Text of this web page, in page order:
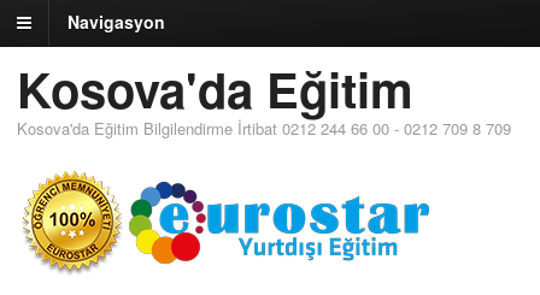
Navigasyon
Kosova'da Eğitim
Kosova'da Eğitim Bilgilendirme İrtibat 0212 244 66 00 - 0212 709 8 709